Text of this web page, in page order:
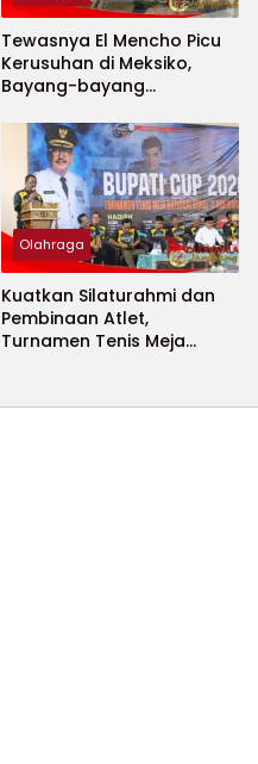
Tewasnya El Mencho Picu
Kerusuhan di Meksiko,
Bayang-bayang
2026 Menguat
Olahraga
Kuatkan Silaturahmi dan
Pembinaan Atlet,
Turnamen Tenis Meja